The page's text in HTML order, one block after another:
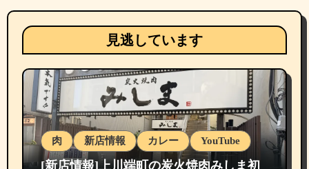
見逃しています
肉 新店情報 カレー YouTube
[新店情報]上川端町の炭火焼肉みしま初